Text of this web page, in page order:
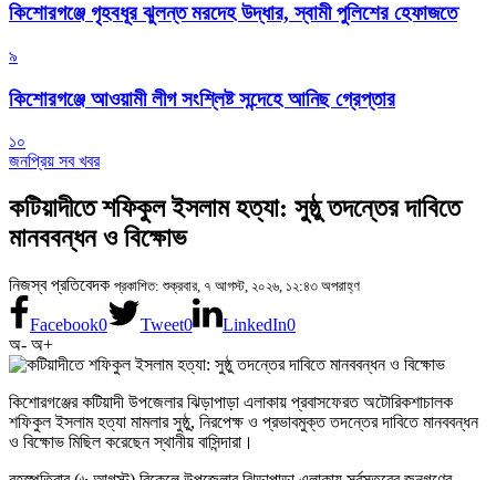
কিশোরগঞ্জে গৃহবধূর ঝুলন্ত মরদেহ উদ্ধার, স্বামী পুলিশের হেফাজতে
৯
কিশোরগঞ্জে আওয়ামী লীগ সংশ্লিষ্ট সন্দেহে আনিছ গ্রেপ্তার
১০
জনপ্রিয় সব খবর
কটিয়াদীতে শফিকুল ইসলাম হত্যা: সুষ্ঠু তদন্তের দাবিতে
মানববন্ধন ও বিক্ষোভ
নিজস্ব প্রতিবেদক প্রকাশিত: শুক্রবার, ৭ আগস্ট, ২০২৬, ১২:৪৩ অপরাহ্ণ
Facebook0 Tweet0 LinkedIn0
অ- অ+
কিশোরগঞ্জের কটিয়াদী উপজেলার ঝিড়াপাড়া এলাকায় প্রবাসফেরত অটোরিকশাচালক
শফিকুল ইসলাম হত্যা মামলার সুষ্ঠু, নিরপেক্ষ ও প্রভাবমুক্ত তদন্তের দাবিতে মানববন্ধন
ও বিক্ষোভ মিছিল করেছেন স্থানীয় বাসিন্দারা।